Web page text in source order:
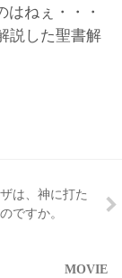
ねぇ・・・
説した聖書解
は、神に打た
ですか。
MOVIE